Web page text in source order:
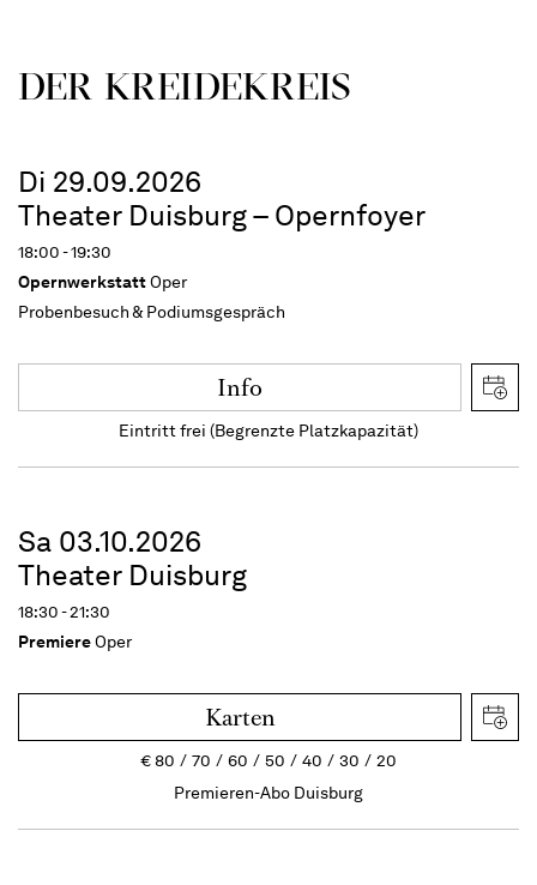
DER KREIDE­KREIS
Di 29.09.2026
Theater Duisburg – Opernfoyer
18:00 - 19:30
OpernwerkstattOper
Probenbesuch & Podiumsgespräch
Info
Eintritt frei (Begrenzte Platzkapazität)
Sa 03.10.2026
Theater Duisburg
18:30 - 21:30
PremiereOper
Karten
€80 70 60 50 40 30
20
Premieren-Abo Duisburg